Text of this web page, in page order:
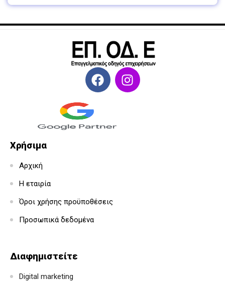
Χρήσιμα
Αρχική
Η εταιρία
Όροι χρήσης προϋποθέσεις
Προσωπικά δεδομένα
Διαφημιστείτε
Digital marketing